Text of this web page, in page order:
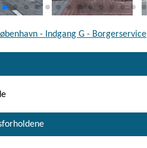
- Indgang G - Borgerservice